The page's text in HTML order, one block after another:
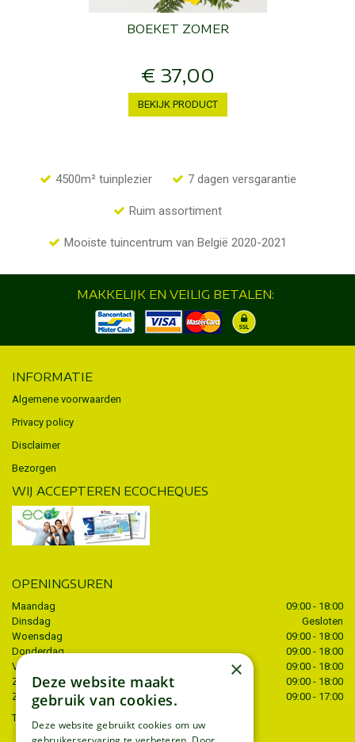
BOEKET ZOMER
€ 37,00
BEKIJK PRODUCT
4500m² tuinplezier 7 dagen versgarantie
Ruim assortiment
Mooiste tuincentrum van België 2020-2021
MAKKELIJK EN VEILIG BETALEN:
INFORMATIE
Algemene voorwaarden
Privacy policy
Disclaimer
Bezorgen
WIJ ACCEPTEREN ECOCHEQUES
OPENINGSUREN
Maandag
09:00 - 18:00
Dinsdag
Gesloten
Woensdag
09:00 - 18:00
Donderdag
09:00 - 18:00
Vrijdag
09:00 - 18:00
Zaterdag
09:00 - 18:00
Zondag
09:00 - 17:00
Toon alle openingstijden
×
Deze website maakt
gebruik van cookies.
Deze website gebruikt cookies om uw